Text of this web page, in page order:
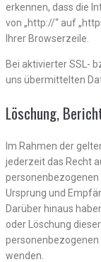
erkennen, dass die
von „http://“ auf
Ihrer Browserzeile.
Bei aktivierter SSL-
uns übermittelten
Löschung,
Im Rahmen der
jederzeit das Recht
personenbezogenen
Ursprung und
Darüber hinaus
oder Löschung
personenbezogenen
wenden.